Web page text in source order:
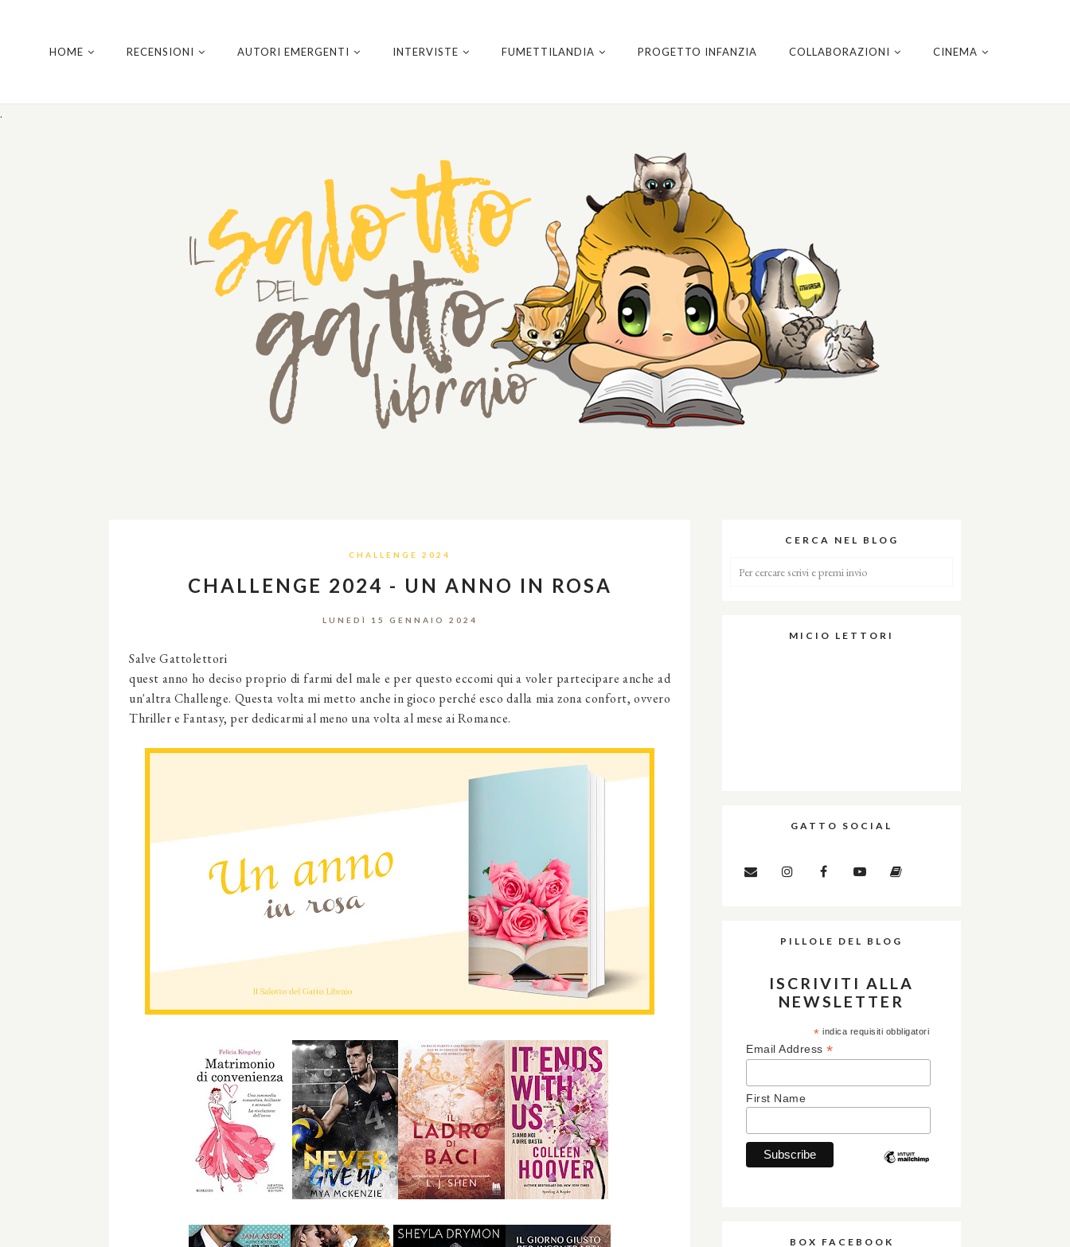
.
HOME RECENSIONI AUTORI EMERGENTI INTERVISTE FUMETTILANDIA PROGETTO INFANZIA COLLABORAZIONI CINEMA
CHALLENGE 2024
CHALLENGE 2024 - UN ANNO IN ROSA
LUNEDÌ 15 GENNAIO 2024
Salve Gattolettori
quest anno ho deciso proprio di farmi del male e per questo eccomi qui a voler partecipare anche ad
un'altra Challenge. Questa volta mi metto anche in gioco perché esco dalla mia zona confort, ovvero
Thriller e Fantasy, per dedicarmi al meno una volta al mese ai Romance.
CERCA NEL BLOG
MICIO LETTORI
GATTO SOCIAL
PILLOLE DEL BLOG
ISCRIVITI ALLA
NEWSLETTER
* indica requisiti obbligatori
Email Address *
First Name
BOX FACEBOOK